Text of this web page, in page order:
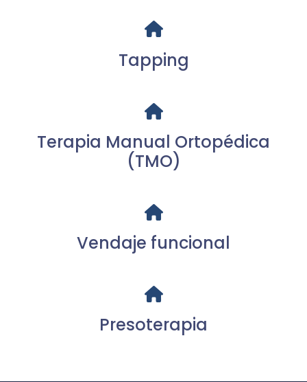
Tapping
Terapia Manual Ortopédica
(TMO)
Vendaje funcional
Presoterapia